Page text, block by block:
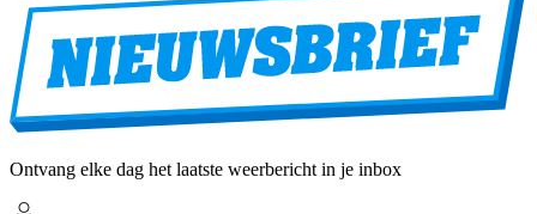
Ontvang elke dag het laatste weerbericht in je inbox